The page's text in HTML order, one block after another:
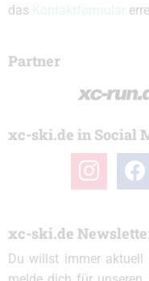
das
Partner
xc-ski.de in Social
instagram
xc-ski.de
Du willst immer aktuell